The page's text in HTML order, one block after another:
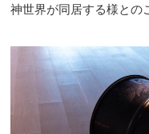
神世界が同居する様との